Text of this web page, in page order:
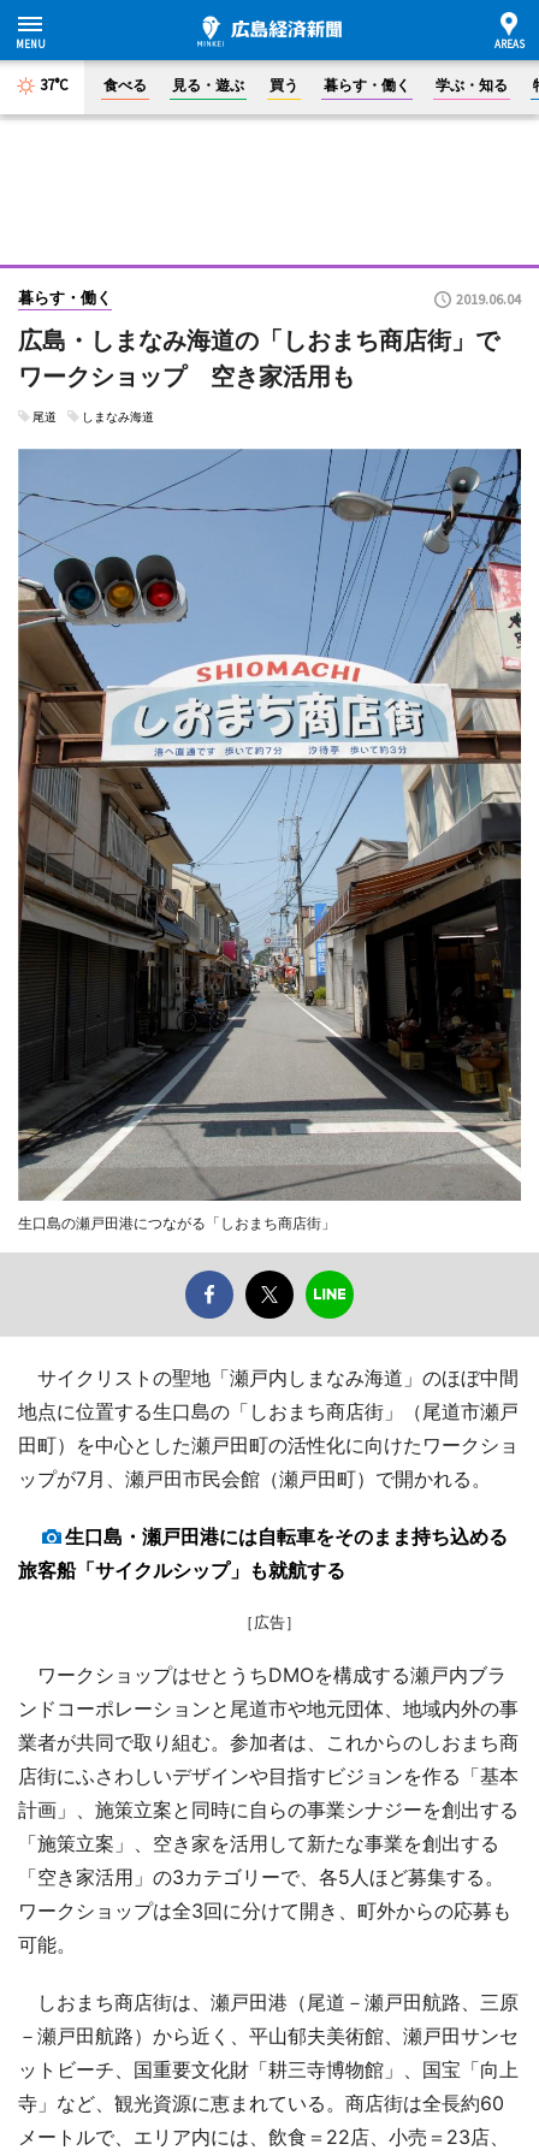
37°C 食べる 見る・遊ぶ 買う 暮らす・働く 学ぶ・知る
暮らす・働く 2019.06.04
広島・しまなみ海道の「しおまち商店街」で
ワークショップ 空き家活用も
尾道 しまなみ海道
生口島の瀬戸田港につながる「しおまち商店街」
サイクリストの聖地「瀬戸内しまなみ海道」のほぼ中間
地点に位置する生口島の「しおまち商店街」（尾道市瀬戸
田町）を中心とした瀬戸田町の活性化に向けたワークショ
ップが7月、瀬戸田市民会館（瀬戸田町）で開かれる。
生口島・瀬戸田港には自転車をそのまま持ち込める
旅客船「サイクルシップ」も就航する
［広告］
ワークショップはせとうちDMOを構成する瀬戸内ブラ
ンドコーポレーションと尾道市や地元団体、地域内外の事
業者が共同で取り組む。参加者は、これからのしおまち商
店街にふさわしいデザインや目指すビジョンを作る「基本
計画」、施策立案と同時に自らの事業シナジーを創出する
「施策立案」、空き家を活用して新たな事業を創出する
「空き家活用」の3カテゴリーで、各5人ほど募集する。
ワークショップは全3回に分けて開き、町外からの応募も
可能。
しおまち商店街は、瀬戸田港（尾道－瀬戸田航路、三原
－瀬戸田航路）から近く、平山郁夫美術館、瀬戸田サンセ
ットビーチ、国重要文化財「耕三寺博物館」、国宝「向上
寺」など、観光資源に恵まれている。商店街は全長約60
メートルで、エリア内には、飲食＝22店、小売＝23店、